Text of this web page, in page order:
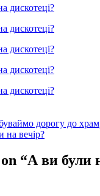
дорогу до
на вечір?
“А ви були